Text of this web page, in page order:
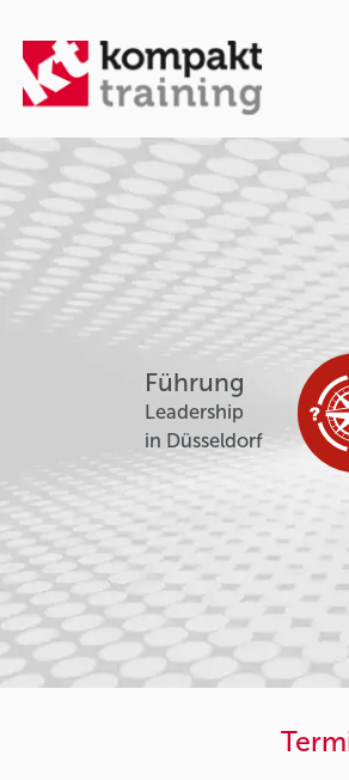
Führung
Leadership
in Düsseldorf